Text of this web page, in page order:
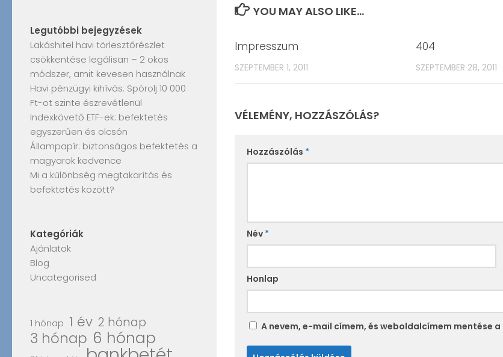
YOU MAY ALSO LIKE...
Impresszum
SZEPTEMBER 1, 2011
404
SZEPTEMBER 28, 2011
VÉLEMÉNY, HOZZÁSZÓLÁS?
Hozzászólás *
Név *
Honlap
A nevem, e-mail címem, és weboldalcímem mentése
Legutóbbi bejegyzések
Lakáshitel havi törlesztőrészlet
csökkentése legálisan – 2 okos
módszer, amit kevesen használnak
Havi pénzügyi kihívás: Spórolj 10 000
Ft-ot szinte észrevétlenül
Indexkövető ETF-ek: befektetés
egyszerűen és olcsón
Állampapír: biztonságos befektetés a
magyarok kedvence
Mi a különbség megtakarítás és
befektetés között?
Kategóriák
Ajánlatok
Blog
Uncategorised
1 hónap 1 év 2 hónap
3 hónap 6 hónap